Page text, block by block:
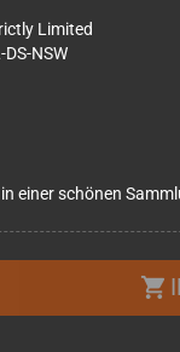
Limited
DS-NSW
einer schönen
shopping_cart